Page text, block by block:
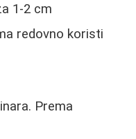
1-2 cm
redovno koristi
Prema